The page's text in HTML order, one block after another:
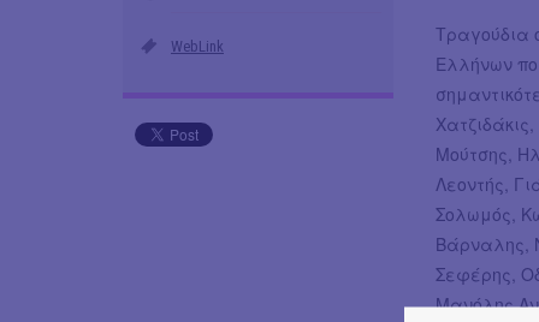
WebLink
Τραγούδια
Ελλήνων
Μούτσης,
Λεοντής,
Σολωμός,
Βάρναλης,
Σεφέρης,
Μανόλης